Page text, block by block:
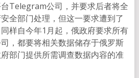
Telegram公司，并要求后者将全
全部门处理，但这一要求遭到了
样自今年1月起，俄政府要求所有
，都要将相关数据储存于俄罗斯
部门提供所需调查数据内容的准